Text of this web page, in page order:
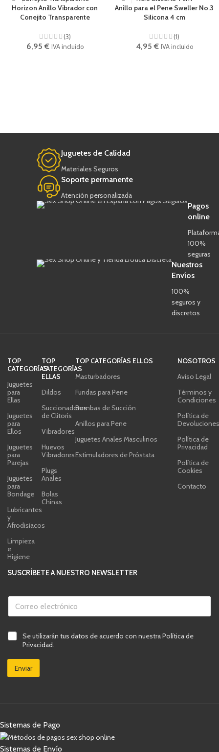
Horizon Anillo Vibrador con
Conejito Transparente
(3)
6,95€ IVA incluido
Anillo para el Pene Sweller No.3
Silicona 4 cm
(1)
4,95€ IVA incluido
Juguetes de Calidad
Materiales Seguros
Soporte permanente
Atención personalizada
Pagos
online
100%
seguras
Nuestros
Envíos
100%
seguros y
discretos
TOP
CATEGORÍAS
Juguetes
para
Ellas
Juguetes
para
Ellos
Juguetes
para
Parejas
Juguetes
para
Bondage
Lubricantes
y
Afrodisíacos
Limpieza
e
Higiene
TOP
CATEGORÍAS
ELLAS
Dildos
Succionadores
de Clítoris
Vibradores
Huevos
Vibradores
Plugs
Anales
Bolas
Chinas
TOP CATEGORÍAS ELLOS
Masturbadores
Fundas para Pene
Bombas de Succión
Anillos para Pene
Juguetes Anales Masculinos
Estimuladores de Próstata
NOSOTROS
Aviso Legal
Términos y
Condiciones
Política de
Política de
Privacidad
Política de
Cookies
Contacto
SUSCRÍBETE A NUESTRO NEWSLETTER
C
r
e
o
l
c
c
o
*
t
ó
a
s
C
a
i
l
e
r
Se utilizarán tus datos de acuerdo con nuestra Política de
Privacidad.
Enviar
Sistemas de Pago
Sistemas de Envío